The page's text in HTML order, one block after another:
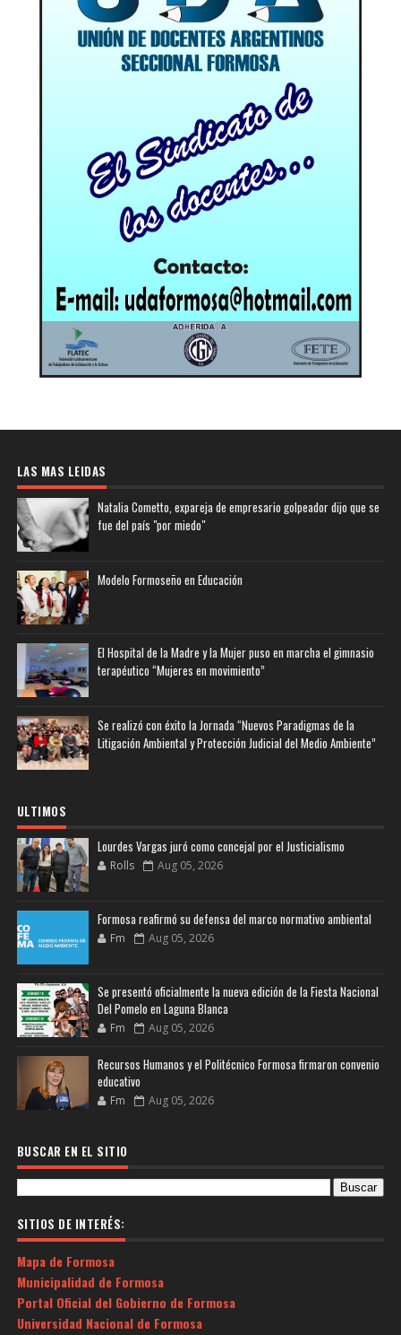
LAS MAS LEIDAS
Natalia Cometto, expareja de empresario golpeador dijo que se
fue del país "por miedo"
Modelo Formoseño en Educación
El Hospital de la Madre y la Mujer puso en marcha el gimnasio
terapéutico “Mujeres en movimiento”
Se realizó con éxito la Jornada “Nuevos Paradigmas de la
Litigación Ambiental y Protección Judicial del Medio Ambiente”
ULTIMOS
Lourdes Vargas juró como concejal por el Justicialismo
Rolls Aug 05, 2026
Formosa reafirmó su defensa del marco normativo ambiental
Fm Aug 05, 2026
Se presentó oficialmente la nueva edición de la Fiesta Nacional
Del Pomelo en Laguna Blanca
Fm Aug 05, 2026
Recursos Humanos y el Politécnico Formosa firmaron convenio
educativo
Fm Aug 05, 2026
BUSCAR EN EL SITIO
SITIOS DE INTERÉS:
Mapa de Formosa
Municipalidad de Formosa
Portal Oficial del Gobierno de Formosa
Universidad Nacional de Formosa